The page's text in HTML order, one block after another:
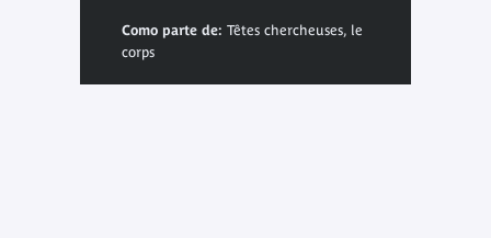
Como parte de: Têtes chercheuses, le
corps